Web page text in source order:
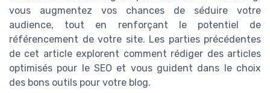
vous augmentez vos chances de séduire votre
audience, tout en renforçant le potentiel de
référencement de votre site. Les parties précédentes
de cet article explorent comment rédiger des articles
optimisés pour le SEO et vous guident dans le choix
des bons outils pour votre blog.